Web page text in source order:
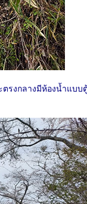
รงกลางมีห้องน้ำแบบ